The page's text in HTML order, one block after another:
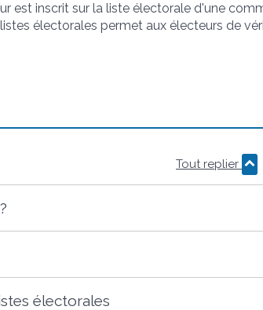
est inscrit sur la liste électorale d'une
électorales permet aux électeurs de
Tout replier
électorales